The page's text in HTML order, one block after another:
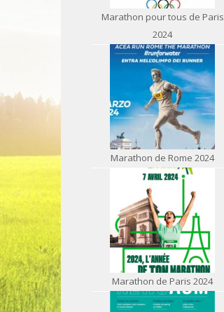
Marathon pour tous de Paris
2024
Marathon de Rome 2024
Marathon de Paris 2024